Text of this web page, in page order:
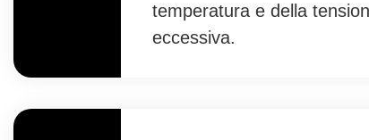
temperatura e della
eccessiva.